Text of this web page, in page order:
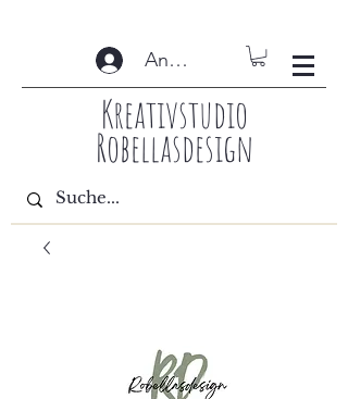
Anmelden
Kreativstudio
Robellasdesign